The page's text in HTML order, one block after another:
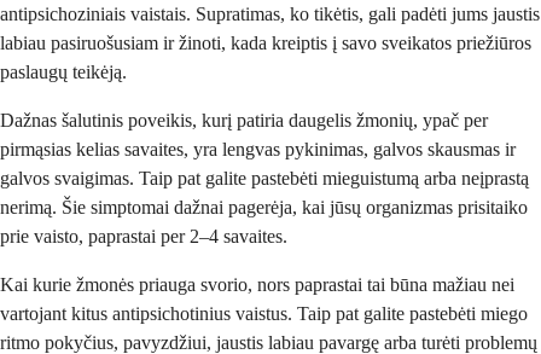
antipsichoziniais vaistais. Supratimas, ko tikėtis, gali padėti jums jaustis
labiau pasiruošusiam ir žinoti, kada kreiptis į savo sveikatos priežiūros
paslaugų teikėją.
Dažnas šalutinis poveikis, kurį patiria daugelis žmonių, ypač per
pirmąsias kelias savaites, yra lengvas pykinimas, galvos skausmas ir
galvos svaigimas. Taip pat galite pastebėti mieguistumą arba neįprastą
nerimą. Šie simptomai dažnai pagerėja, kai jūsų organizmas prisitaiko
prie vaisto, paprastai per 2–4 savaites.
Kai kurie žmonės priauga svorio, nors paprastai tai būna mažiau nei
vartojant kitus antipsichotinius vaistus. Taip pat galite pastebėti miego
ritmo pokyčius, pavyzdžiui, jaustis labiau pavargę arba turėti problemų